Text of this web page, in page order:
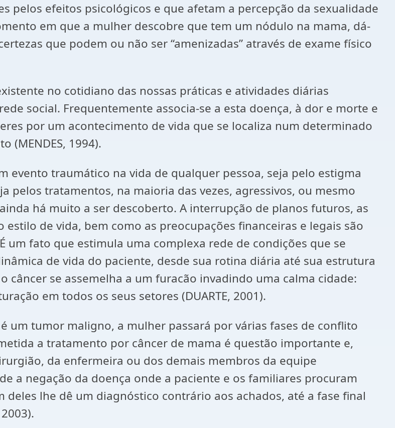
pelos efeitos psicológicos e que afetam a percepção da sexualidade
em que a mulher descobre que tem um nódulo na mama, dá-
que podem ou não ser “amenizadas” através de exame físico
no cotidiano das nossas práticas e atividades diárias
social. Frequentemente associa-se a esta doença, à dor e morte e
por um acontecimento de vida que se localiza num determinado
(MENDES, 1994).
evento traumático na vida de qualquer pessoa, seja pelo estigma
pelos tratamentos, na maioria das vezes, agressivos, ou mesmo
há muito a ser descoberto. A interrupção de planos futuros, as
de vida, bem como as preocupações financeiras e legais são
um fato que estimula uma complexa rede de condições que se
de vida do paciente, desde sua rotina diária até sua estrutura
se assemelha a um furacão invadindo uma calma cidade:
em todos os seus setores (DUARTE, 2001).
um tumor maligno, a mulher passará por várias fases de conflito
a tratamento por câncer de mama é questão importante e,
da enfermeira ou dos demais membros da equipe
a negação da doença onde a paciente e os familiares procuram
lhe dê um diagnóstico contrário aos achados, até a fase final